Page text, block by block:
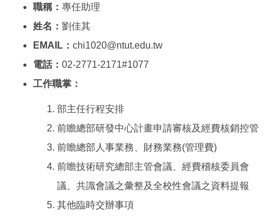
職稱： 專任助理
姓名： 劉佳其
EMAIL： chi1020@ntut.edu.tw
電話： 02-2771-2171#1077
工作職掌：
部主任行程安排
前瞻總部研發中心計畫申請審核及經費核銷控管
前瞻總部人事業務、財務業務(管理費)
前瞻技術研究總部主管會議、經費稽核委員會
議、共識會議之彙整及全校性會議之資料提報
其他臨時交辦事項